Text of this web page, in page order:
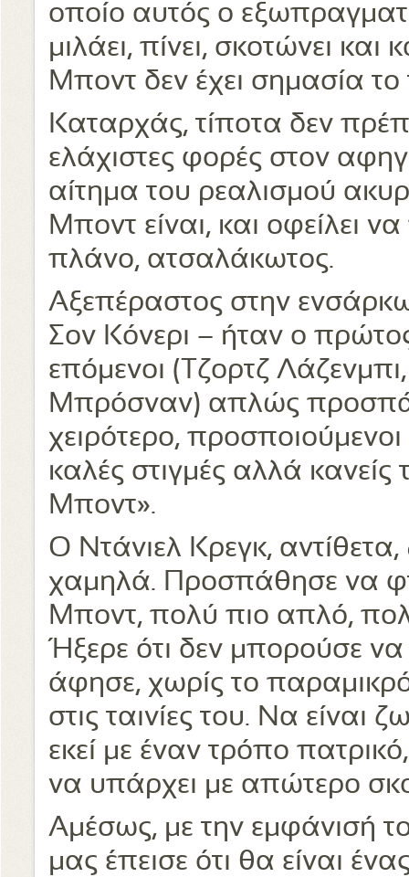
οποίο αυτός ο
μιλάει, πίνει, σκοτώνει και
Μποντ δεν έχει σημασία το
Καταρχάς, τίποτα δεν
ελάχιστες φορές στον
αίτημα του ρεαλισμού
Μποντ είναι, και οφείλει
πλάνο, ατσαλάκωτος.
Αξεπέραστος στην
Σον Κόνερι – ήταν ο
επόμενοι (Τζορτζ
Μπρόσναν) απλώς
χειρότερο, προσποιούμενοι
καλές στιγμές αλλά κανείς
Μποντ».
Ο Ντάνιελ Κρεγκ,
χαμηλά. Προσπάθησε να
Μποντ, πολύ πιο απλό,
Ήξερε ότι δεν μπορούσε να
άφησε, χωρίς το
στις ταινίες του. Να είναι
εκεί με έναν τρόπο
να υπάρχει με απώτερο
Αμέσως, με την εμφάνισή
μας έπεισε ότι θα είναι